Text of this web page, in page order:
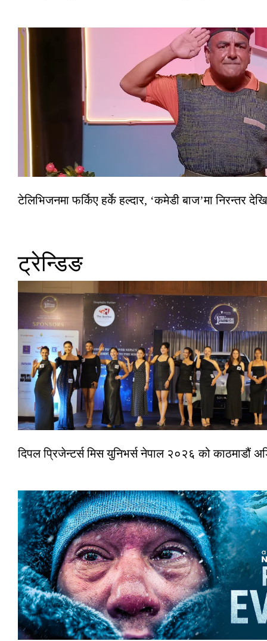
टेलिभिजनमा फर्किए हर्के हल्दार, ‘कमेडी बाज’मा निरन्तर
ट्रेन्डिङ
दिपल प्रिजेन्टर्स मिस युनिभर्स नेपाल २०२६ को काठमाडौं